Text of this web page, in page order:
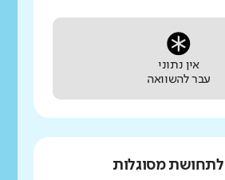
אין נתוני
עבר להשוואה
מסוגלות